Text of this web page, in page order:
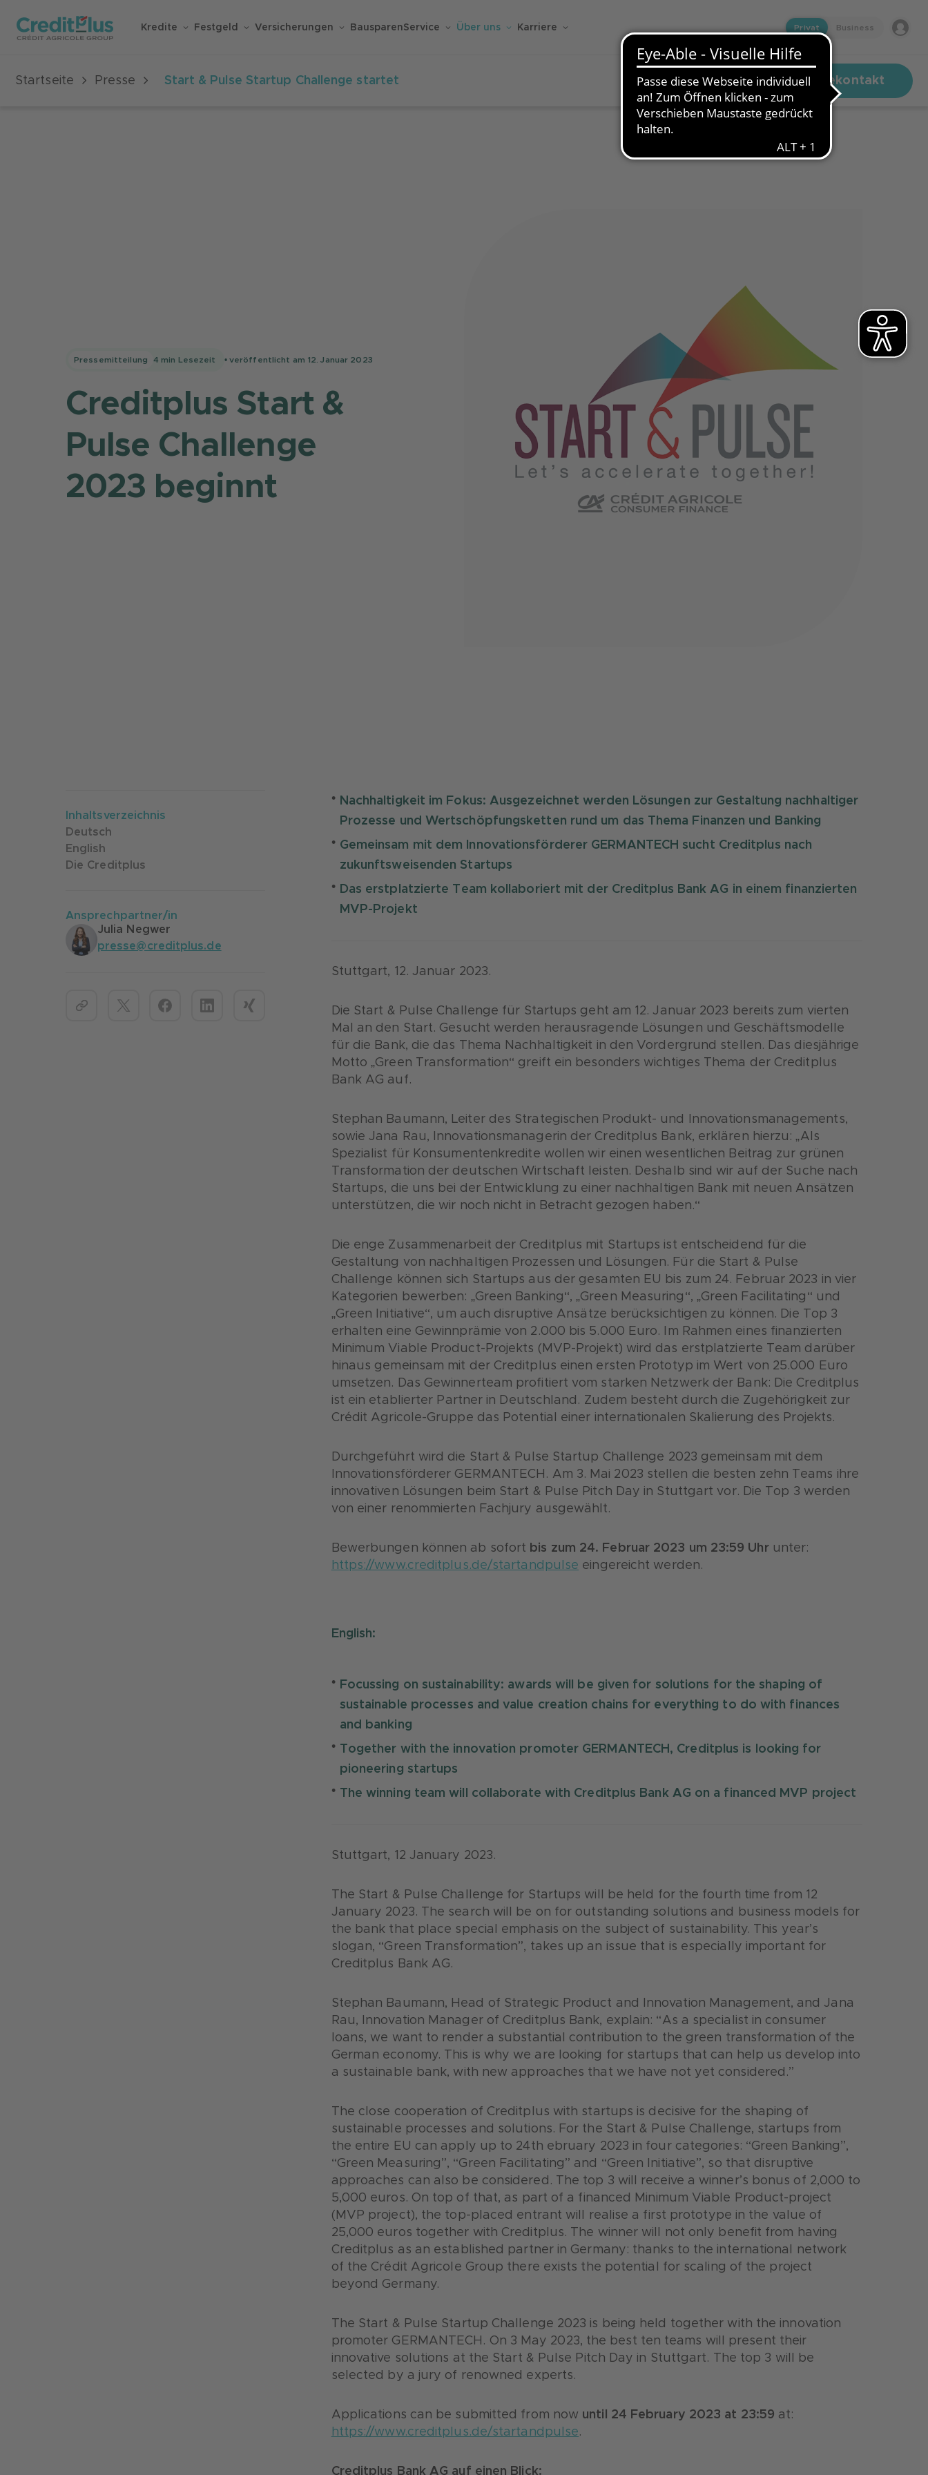
Kredite Festgeld Versicherungen BausparenService Über uns Karriere Privat Business
Startseite Presse Start & Pulse Startup Challenge startet Zum Pressekontakt
Pressemitteilung 4 min Lesezeit • veröffentlicht am 12. Januar 2023
Creditplus Start &
Pulse Challenge
2023 beginnt
Inhaltsverzeichnis
Deutsch
English
Die Creditplus
Ansprechpartner/in
Julia Negwer
presse@creditplus.de
Nachhaltigkeit im Fokus: Ausgezeichnet werden Lösungen zur Gestaltung nachhaltiger
Prozesse und Wertschöpfungsketten rund um das Thema Finanzen und Banking
Gemeinsam mit dem Innovationsförderer GERMANTECH sucht Creditplus nach
zukunftsweisenden Startups
Das erstplatzierte Team kollaboriert mit der Creditplus Bank AG in einem finanzierten
MVP-Projekt
Stuttgart, 12. Januar 2023.
Die Start & Pulse Challenge für Startups geht am 12. Januar 2023 bereits zum vierten
Mal an den Start. Gesucht werden herausragende Lösungen und Geschäftsmodelle
für die Bank, die das Thema Nachhaltigkeit in den Vordergrund stellen. Das diesjährige
Motto „Green Transformation“ greift ein besonders wichtiges Thema der Creditplus
Bank AG auf.
Stephan Baumann, Leiter des Strategischen Produkt- und Innovationsmanagements,
sowie Jana Rau, Innovationsmanagerin der Creditplus Bank, erklären hierzu: „Als
Spezialist für Konsumentenkredite wollen wir einen wesentlichen Beitrag zur grünen
Transformation der deutschen Wirtschaft leisten. Deshalb sind wir auf der Suche nach
Startups, die uns bei der Entwicklung zu einer nachhaltigen Bank mit neuen Ansätzen
unterstützen, die wir noch nicht in Betracht gezogen haben.“
Die enge Zusammenarbeit der Creditplus mit Startups ist entscheidend für die
Gestaltung von nachhaltigen Prozessen und Lösungen. Für die Start & Pulse
Challenge können sich Startups aus der gesamten EU bis zum 24. Februar 2023 in vier
Kategorien bewerben: „Green Banking“, „Green Measuring“, „Green Facilitating“ und
„Green Initiative“, um auch disruptive Ansätze berücksichtigen zu können. Die Top 3
erhalten eine Gewinnprämie von 2.000 bis 5.000 Euro. Im Rahmen eines finanzierten
Minimum Viable Product-Projekts (MVP-Projekt) wird das erstplatzierte Team darüber
hinaus gemeinsam mit der Creditplus einen ersten Prototyp im Wert von 25.000 Euro
umsetzen. Das Gewinnerteam profitiert vom starken Netzwerk der Bank: Die Creditplus
ist ein etablierter Partner in Deutschland. Zudem besteht durch die Zugehörigkeit zur
Crédit Agricole-Gruppe das Potential einer internationalen Skalierung des Projekts.
Durchgeführt wird die Start & Pulse Startup Challenge 2023 gemeinsam mit dem
Innovationsförderer GERMANTECH. Am 3. Mai 2023 stellen die besten zehn Teams ihre
innovativen Lösungen beim Start & Pulse Pitch Day in Stuttgart vor. Die Top 3 werden
von einer renommierten Fachjury ausgewählt.
Bewerbungen können ab sofort bis zum 24. Februar 2023 um 23:59 Uhrunter:
https://www.creditplus.de/startandpulse eingereicht werden.
English:
Focussing on sustainability: awards will be given for solutions for the shaping of
sustainable processes and value creation chains for everything to do with finances
and banking
Together with the innovation promoter GERMANTECH, Creditplus is looking for
pioneering startups
The winning team will collaborate with Creditplus Bank AG on a financed MVP project
Stuttgart, 12 January 2023.
The Start & Pulse Challenge for Startups will be held for the fourth time from 12
January 2023. The search will be on for outstanding solutions and business models for
the bank that place special emphasis on the subject of sustainability. This year’s
slogan, “Green Transformation”, takes up an issue that is especially important for
Creditplus Bank AG.
Stephan Baumann, Head of Strategic Product and Innovation Management, and Jana
Rau, Innovation Manager of Creditplus Bank, explain: “As a specialist in consumer
loans, we want to render a substantial contribution to the green transformation of the
German economy. This is why we are looking for startups that can help us develop into
a sustainable bank, with new approaches that we have not yet considered.”
The close cooperation of Creditplus with startups is decisive for the shaping of
sustainable processes and solutions. For the Start & Pulse Challenge, startups from
the entire EU can apply up to 24th ebruary 2023 in four categories: “Green Banking”,
“Green Measuring”, “Green Facilitating” and “Green Initiative”, so that disruptive
approaches can also be considered. The top 3 will receive a winner’s bonus of 2,000 to
5,000 euros. On top of that, as part of a financed Minimum Viable Product-project
(MVP project), the top-placed entrant will realise a first prototype in the value of
25,000 euros together with Creditplus. The winner will not only benefit from having
Creditplus as an established partner in Germany: thanks to the international network
of the Crédit Agricole Group there exists the potential for scaling of the project
beyond Germany.
The Start & Pulse Startup Challenge 2023 is being held together with the innovation
promoter GERMANTECH. On 3 May 2023, the best ten teams will present their
innovative solutions at the Start & Pulse Pitch Day in Stuttgart. The top 3 will be
selected by a jury of renowned experts.
Applications can be submitted from now until 24 February 2023 at 23:59 at:
https://www.creditplus.de/startandpulse.
Creditplus Bank AG auf einen Blick: